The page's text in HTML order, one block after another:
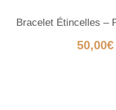
t
Bracelet Étincelles –
50,00€